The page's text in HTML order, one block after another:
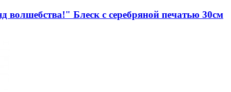
Блеск с серебряной печатью 30см